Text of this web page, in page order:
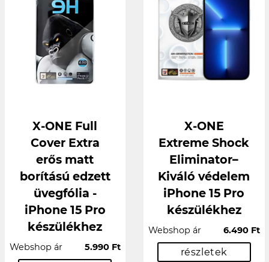
X-ONE Full
Cover Extra
erős matt
borítású edzett
üvegfólia -
iPhone 15 Pro
készülékhez
Webshop ár 5.990 Ft
X-ONE
Extreme Shock
Eliminator–
Kiváló védelem
iPhone 15 Pro
készülékhez
Webshop ár 6.490 Ft
részletek